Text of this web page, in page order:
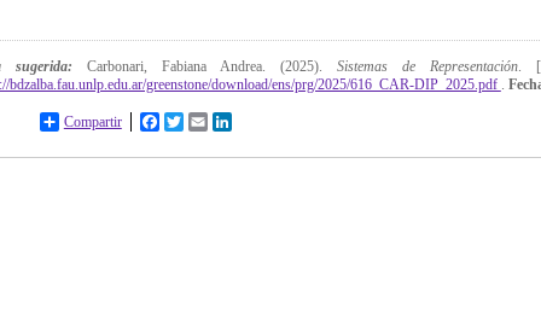
sugerida: Carbonari, Fabiana Andrea. (2025). Sistemas de Representación.
bdzalba.fau.unlp.edu.ar/greenstone/download/ens/prg/2025/616_CAR-DIP_2025.pdf .
Compartir FacebookTwitterEmail